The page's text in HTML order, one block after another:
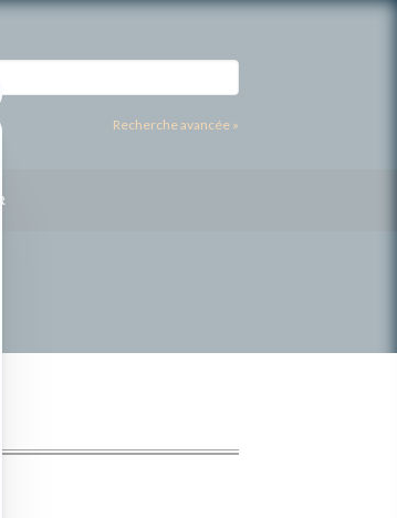
Recherche avancée »